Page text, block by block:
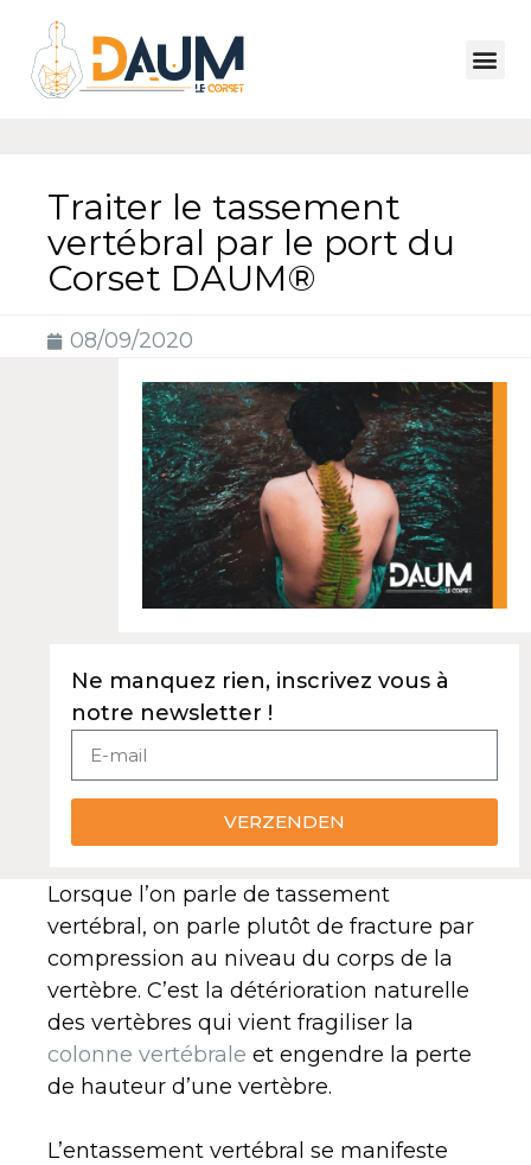
Traiter le tassement
vertébral par le port du
Corset DAUM®
08/09/2020
Ne manquez rien, inscrivez vous à
notre newsletter !
VERZENDEN
Lorsque l’on parle de tassement
vertébral, on parle plutôt de fracture par
compression au niveau du corps de la
vertèbre. C’est la détérioration naturelle
des vertèbres qui vient fragiliser la
colonne vertébrale et engendre la perte
de hauteur d’une vertèbre.
L’entassement vertébral se manifeste